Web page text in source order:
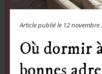
Article publié le 12 novembre
Où dormir